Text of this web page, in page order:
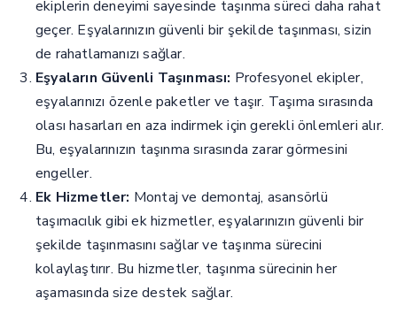
ekiplerin deneyimi sayesinde taşınma süreci daha rahat
geçer. Eşyalarınızın güvenli bir şekilde taşınması, sizin
de rahatlamanızı sağlar.
Eşyaların Güvenli Taşınması: Profesyonel ekipler,
eşyalarınızı özenle paketler ve taşır. Taşıma sırasında
olası hasarları en aza indirmek için gerekli önlemleri alır.
Bu, eşyalarınızın taşınma sırasında zarar görmesini
engeller.
Ek Hizmetler: Montaj ve demontaj, asansörlü
taşımacılık gibi ek hizmetler, eşyalarınızın güvenli bir
şekilde taşınmasını sağlar ve taşınma sürecini
kolaylaştırır. Bu hizmetler, taşınma sürecinin her
aşamasında size destek sağlar.